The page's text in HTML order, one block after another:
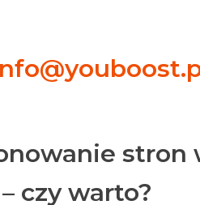
stron
czy warto?